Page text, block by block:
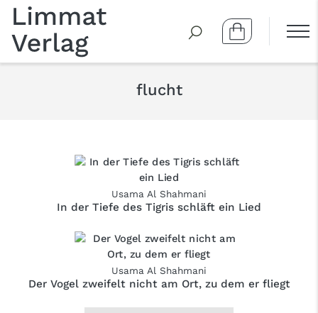
flucht
Usama Al Shahmani
In der Tiefe des Tigris schläft ein Lied
Usama Al Shahmani
Der Vogel zweifelt nicht am Ort, zu dem er fliegt